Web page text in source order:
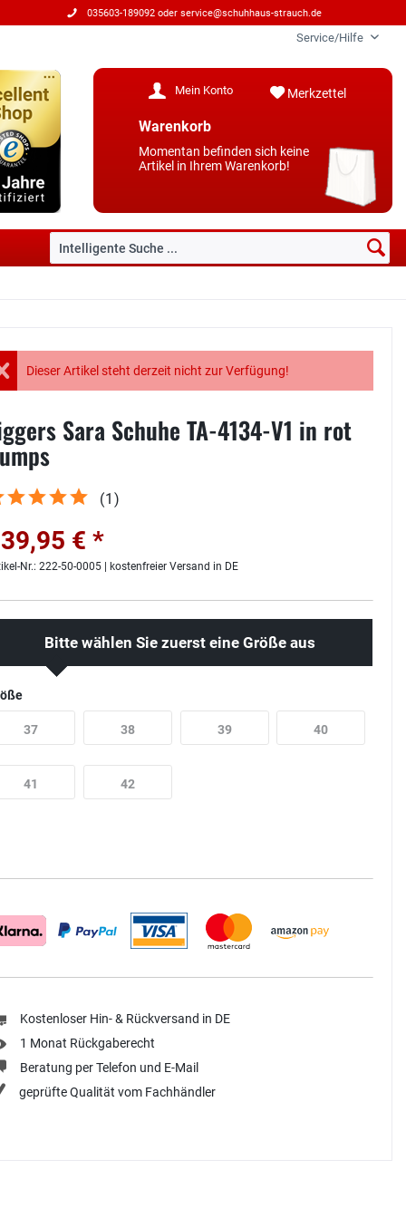
035603-189092 oder service@schuhhaus-strauch.de
Service/Hilfe
Merkzettel
Mein Konto
Warenkorb
Momentan befinden sich keine
Artikel in Ihrem Warenkorb!
Dieser Artikel steht derzeit nicht zur Verfügung!
Sara Schuhe TA-4134-V1 in rot
(1)
€ *
Nr.: 222-50-0005 | kostenfreier Versand in DE
Bitte wählen Sie zuerst eine Größe aus
37 38 39 40
41 42
Kostenloser Hin- & Rückversand in DE
1 Monat Rückgaberecht
Beratung per Telefon und E-Mail
geprüfte Qualität vom Fachhändler